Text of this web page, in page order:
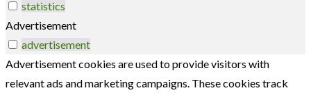
statistics
Advertisement
advertisement
Advertisement cookies are used to provide visitors with
relevant ads and marketing campaigns. These cookies track